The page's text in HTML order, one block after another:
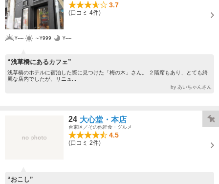
3.7
(口コミ 4件)
¥---- ～¥999 ¥----
“浅草橋にあるカフェ”
浅草橋のホテルに宿泊した際に見つけた「梅の木」さん。 ２階席もあり、とても綺
麗な店内でしたが、リニュ...
by あいちゃんさん
24 大心堂・本店
台東区／その他軽食・グルメ
4.5
(口コミ 2件)
“おこし”